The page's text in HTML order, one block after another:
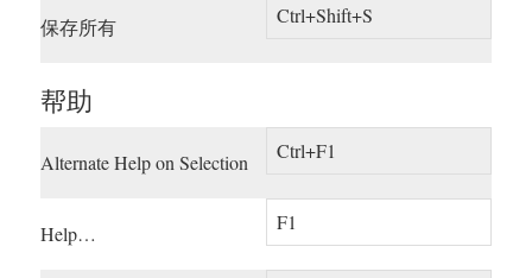
保存所有 Ctrl+Shift+S
帮助
Alternate Help on Selection Ctrl+F1
Help… F1